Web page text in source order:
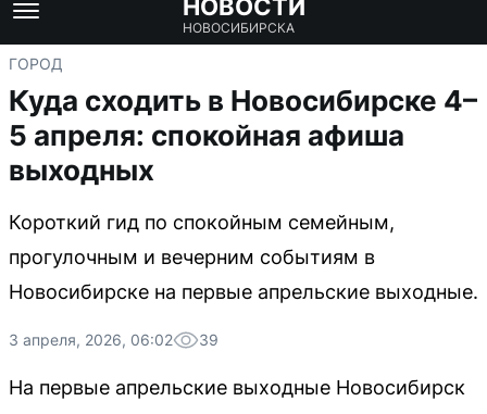
НОВОСТИ
НОВОСИБИРСКА
ГОРОД
Куда сходить в Новосибирске 4–
5 апреля: спокойная афиша
выходных
Короткий гид по спокойным семейным,
прогулочным и вечерним событиям в
Новосибирске на первые апрельские выходные.
3 апреля, 2026, 06:02 39
На первые апрельские выходные Новосибирск